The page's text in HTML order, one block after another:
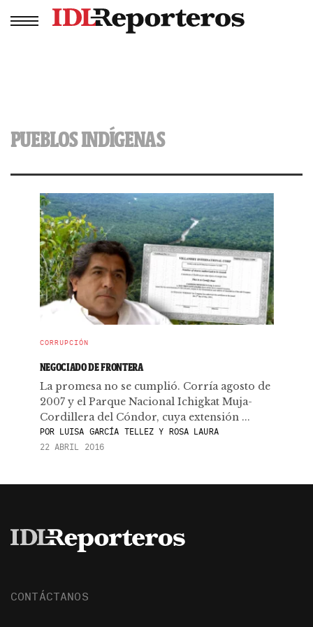
PUEBLOS INDÍGENAS
CORRUPCIÓN
NEGOCIADO DE FRONTERA
La promesa no se cumplió. Corría agosto de
2007 y el Parque Nacional Ichigkat Muja-
Cordillera del Cóndor, cuya extensión ...
PORLUISA GARCÍA TELLEZ Y ROSA LAURA
22 ABRIL 2016
CONTÁCTANOS